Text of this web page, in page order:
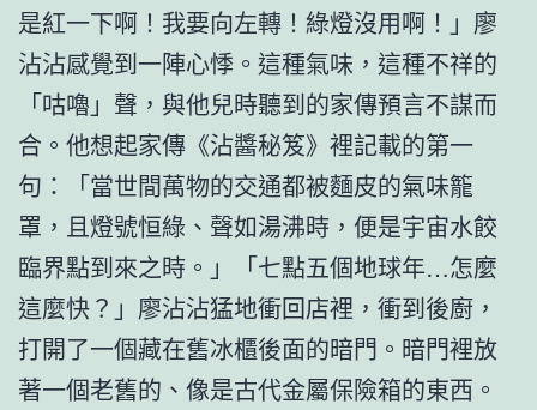
是紅一下啊！我要向左轉！綠燈沒用啊！」廖
沾沾感覺到一陣心悸。這種氣味，這種不祥的
「咕嚕」聲，與他兒時聽到的家傳預言不謀而
合。他想起家傳《沾醬秘笈》裡記載的第一
句：「當世間萬物的交通都被麵皮的氣味籠
罩，且燈號恒綠、聲如湯沸時，便是宇宙水餃
臨界點到來之時。」「七點五個地球年…怎麼
這麼快？」廖沾沾猛地衝回店裡，衝到後廚，
打開了一個藏在舊冰櫃後面的暗門。暗門裡放
著一個老舊的、像是古代金屬保險箱的東西。